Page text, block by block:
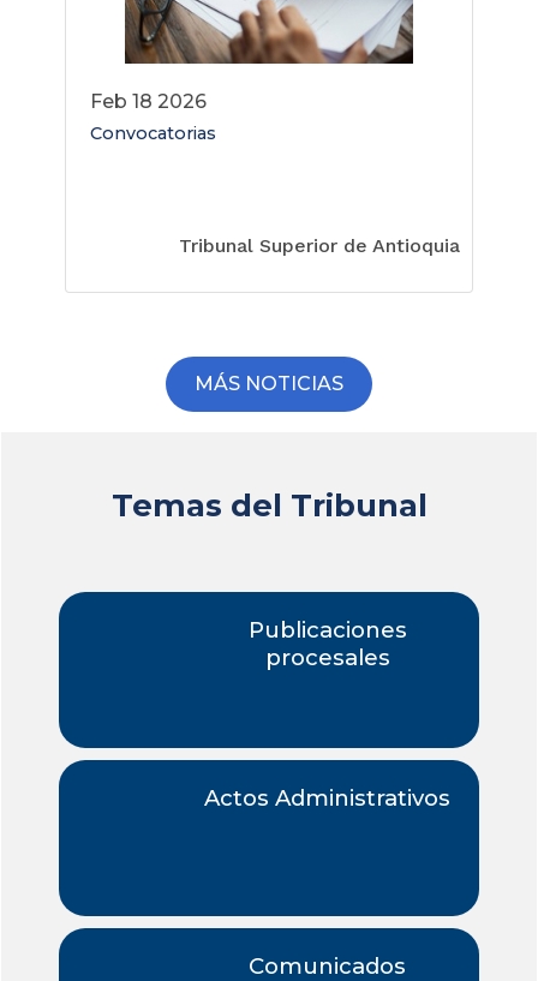
feb 18 2026
Convocatorias
Tribunal Superior de Antioquia
MÁS NOTICIAS
Temas del Tribunal
Publicaciones
procesales
Actos Administrativos
Comunicados